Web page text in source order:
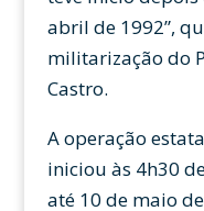
abril de 1992”,
militarização do
Castro.
A operação
iniciou às 4h30
até 10 de maio